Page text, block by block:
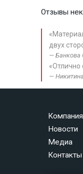
Отзывы
двух
Банкова
«Отлично
Компания
Новости
Медиа
Контакты